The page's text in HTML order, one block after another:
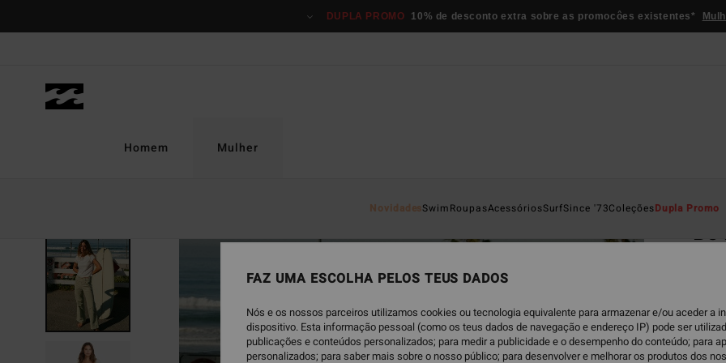
produto
DUPLA PROMO 10% de desconto extra sobre as promocôes existentes*
Homem Mulher
NovidadesSwimRoupasAcessóriosSurfSince '73ColeçõesDupla Promo
Be
FAZ UMA ESCOLHA PELOS TEUS DADOS
Nós e os nossos parceiros utilizamos cookies ou tecnologia equivalente para armazenar e/ou aceder a
dispositivo. Esta informação pessoal (como os teus dados de navegação e endereço IP) pode ser
publicações e conteúdos personalizados; para medir a publicidade e o desempenho do conteúdo; para
personalizados; para saber mais sobre o nosso público; para desenvolver e melhorar os produtos dos